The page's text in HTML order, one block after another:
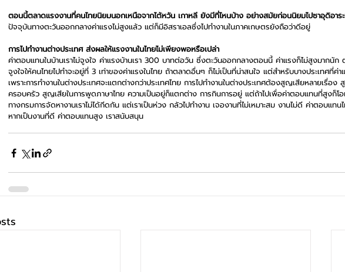
ตอนนี้ตลาดแรงงานที่คนไทยนิยมนอกเหนือจากไต้หวัน เกาหลี ยังมีที่ไหนบ้าง อย่างสมัยก่อนนิยมไปซาอุดิอาร
ปัจจุบันทางตะวันออกกลางค่าแรงไม่สูงแล้ว แต่ก็มีอิสราเอลซึ่งไปทำงานในภาคเกษตรยังถือว่าดีอยู่
การไปทำงานต่างประเทศ ส่งผลให้แรงงานในไทยไม่เพียงพอหรือเปล่า
ค่าตอบแทนในบ้านเราไม่จูงใจ ค่าแรงบ้านเรา 300 บาทต่อวัน ซึ่งตะวันออกกลางตอนนี้ ค่าแรงก็ไม่สูงมากนัก
จูงใจให้คนไทยไปทำจะอยู่ที่ 3 เท่าของค่าแรงในไทย ถ้าตลาดอื่นๆ ก็ไม่เป็นที่น่าสนใจ แต่สำหรับบางประเทศที่
เพราะการทำงานในต่างประเทศจะแตกต่างกว่าประเทศไทย การไปทำงานในต่างประเทศต้องสูญเสียหลายเรื่อ
ครอบครัว สูญเสียในการพูดภาษาไทย ความเป็นอยู่ก็แตกต่าง การกินการอยู่ แต่ถ้าไปเพื่อค่าตอบแทนที่สูงก็โอ
ทางกรมการจัดหางานเราไม่ได้กีดกัน แต่เราเป็นห่วง กลัวไปทำงาน เจองานที่ไม่เหมาะสม งานไม่ดี ค่าตอบแท
หากเป็นงานที่ดี ค่าตอบแทนสูง เราสนับสนุน